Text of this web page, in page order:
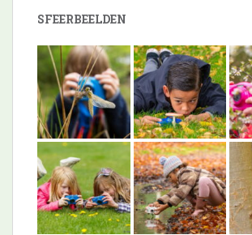
SFEERBEELDEN